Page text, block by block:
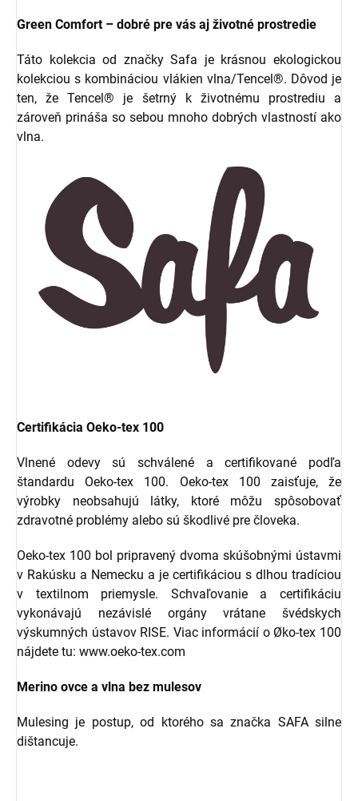
Green Comfort – dobré pre vás aj životné prostredie
Táto kolekcia od značky Safa je krásnou ekologickou
kolekciou s kombináciou vlákien vlna/Tencel®. Dôvod je
ten, že Tencel® je šetrný k životnému prostrediu a
zároveň prináša so sebou mnoho dobrých vlastností ako
vlna.
Certifikácia Oeko-tex 100
Vlnené odevy sú schválené a certifikované podľa
štandardu Oeko-tex 100. Oeko-tex 100 zaisťuje, že
výrobky neobsahujú látky, ktoré môžu spôsobovať
zdravotné problémy alebo sú škodlivé pre človeka.
Oeko-tex 100 bol pripravený dvoma skúšobnými ústavmi
v Rakúsku a Nemecku a je certifikáciou s dlhou tradíciou
v textilnom priemysle. Schvaľovanie a certifikáciu
vykonávajú nezávislé orgány vrátane švédskych
výskumných ústavov RISE. Viac informácií o Øko-tex 100
nájdete tu: www.oeko-tex.com
Merino ovce a vlna bez mulesov
Mulesing je postup, od ktorého sa značka SAFA silne
dištancuje.